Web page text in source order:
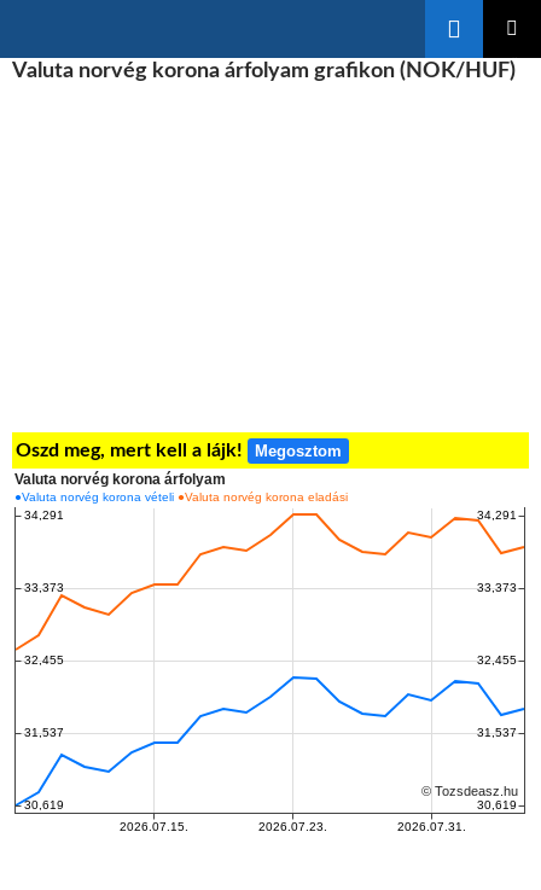
MENÜ
A
Valuta norvég korona árfolyam grafikon (NOK/HUF)
Oszd meg, mert kell a lájk! Megosztom